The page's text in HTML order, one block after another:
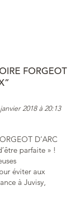
FORGEOT
2018 à 20:13
D’ARC
parfaite » !
éviter aux
à Juvisy,